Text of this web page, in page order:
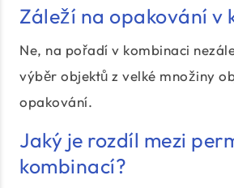
Záleží na opakování v
Ne, na pořadí v kombinaci
výběr objektů z velké množiny
opakování.
Jaký je rozdíl mezi
kombinací?